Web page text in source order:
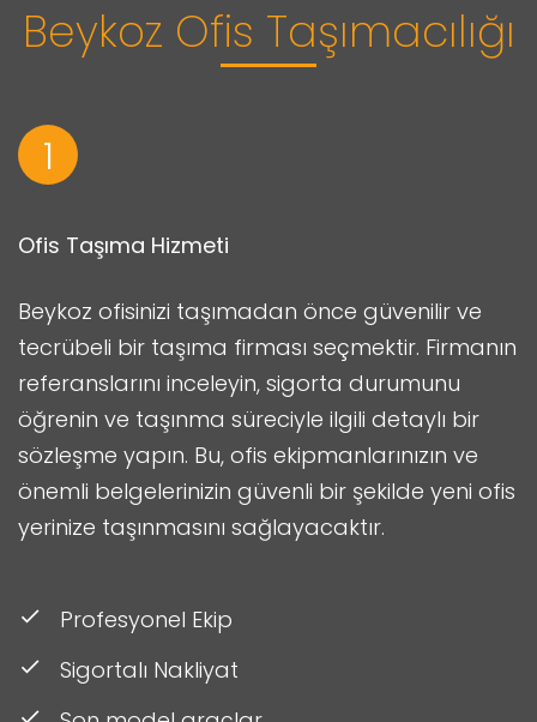
Beykoz Ofis Taşımacılığı
1
Ofis Taşıma Hizmeti
Beykoz ofisinizi taşımadan önce güvenilir ve
tecrübeli bir taşıma firması seçmektir. Firmanın
referanslarını inceleyin, sigorta durumunu
öğrenin ve taşınma süreciyle ilgili detaylı bir
sözleşme yapın. Bu, ofis ekipmanlarınızın ve
önemli belgelerinizin güvenli bir şekilde yeni ofis
yerinize taşınmasını sağlayacaktır.
Profesyonel Ekip
Sigortalı Nakliyat